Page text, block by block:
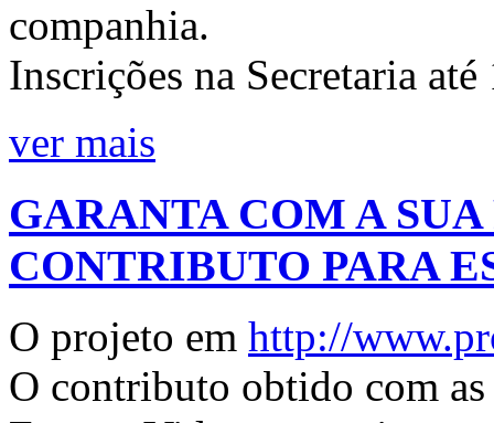
companhia.
Inscrições na Secretaria
ver mais
GARANTA COM A SUA
CONTRIBUTO PARA
O projeto em http://
O contributo obtido com as